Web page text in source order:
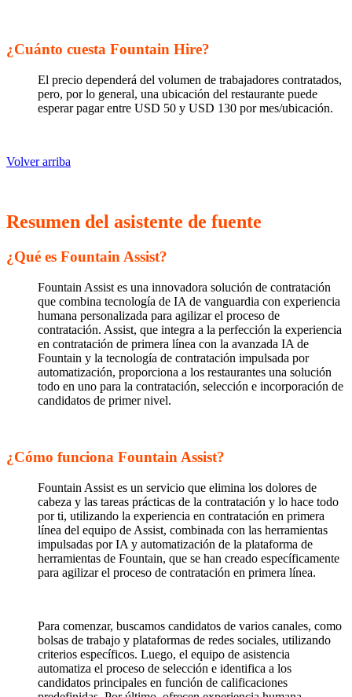
¿Cuánto cuesta Fountain Hire?
El precio dependerá del volumen de trabajadores contratados,
pero, por lo general, una ubicación del restaurante puede
esperar pagar entre USD 50 y USD 130 por mes/ubicación.
Volver arriba
Resumen del asistente de fuente
¿Qué es Fountain Assist?
Fountain Assist es una innovadora solución de contratación
que combina tecnología de IA de vanguardia con experiencia
humana personalizada para agilizar el proceso de
contratación. Assist, que integra a la perfección la experiencia
en contratación de primera línea con la avanzada IA de
Fountain y la tecnología de contratación impulsada por
automatización, proporciona a los restaurantes una solución
todo en uno para la contratación, selección e incorporación de
candidatos de primer nivel.
¿Cómo funciona Fountain Assist?
Fountain Assist es un servicio que elimina los dolores de
cabeza y las tareas prácticas de la contratación y lo hace todo
por ti, utilizando la experiencia en contratación en primera
línea del equipo de Assist, combinada con las herramientas
impulsadas por IA y automatización de la plataforma de
herramientas de Fountain, que se han creado específicamente
para agilizar el proceso de contratación en primera línea.
Para comenzar, buscamos candidatos de varios canales, como
bolsas de trabajo y plataformas de redes sociales, utilizando
criterios específicos. Luego, el equipo de asistencia
automatiza el proceso de selección e identifica a los
candidatos principales en función de calificaciones